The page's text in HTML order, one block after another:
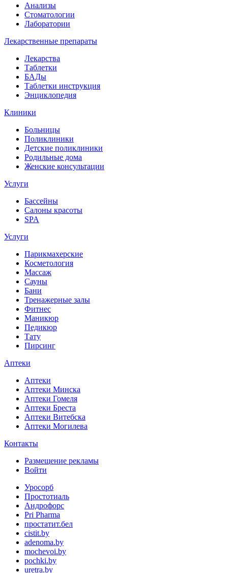
Анализы
Стоматологии
Лаборатории
Лекарственные препараты
Лекарства
Таблетки
БАДы
Таблетки инструкция
Энциклопедия
Клиники
Больницы
Поликлиники
Детские поликлиники
Родильные дома
Женские консультации
Услуги
Бассейны
Салоны красоты
SPA
Услуги
Парикмахерские
Косметология
Массаж
Сауны
Бани
Тренажерные залы
Фитнес
Маникюр
Педикюр
Тату
Пирсинг
Аптеки
Аптеки
Аптеки Минска
Аптеки Гомеля
Аптеки Бреста
Аптеки Витебска
Аптеки Могилева
Контакты
Размещение рекламы
Войти
Уросорб
Простотиаль
Андрофорс
Pri Pharma
простатит.бел
cistit.by
adenoma.by
mochevoi.by
pochki.by
uretra.by